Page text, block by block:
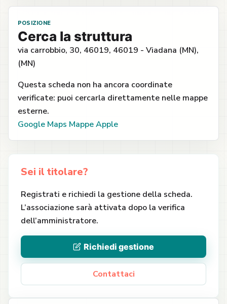
POSIZIONE
Cerca la struttura
via carrobbio, 30, 46019, 46019 - Viadana (MN),
(MN)
Questa scheda non ha ancora coordinate
verificate: puoi cercarla direttamente nelle mappe
esterne.
Google Maps Mappe Apple
Sei il titolare?
Registrati e richiedi la gestione della scheda.
L’associazione sarà attivata dopo la verifica
dell’amministratore.
Richiedi gestione
Contattaci